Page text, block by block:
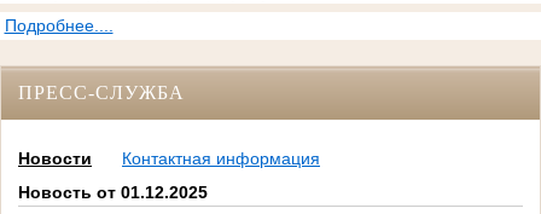
Подробнее....
ПРЕСС-СЛУЖБА
Новости
Контактная информация
Новость от 01.12.2025